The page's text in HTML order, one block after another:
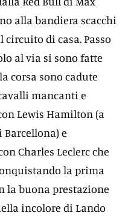
alla bandiera scacchi
di casa. Passo
al via si sono fatte
corsa sono cadute
mancanti e
Lewis Hamilton (a
e
Charles Leclerc che
la prima
la buona prestazione
incolore di Lando